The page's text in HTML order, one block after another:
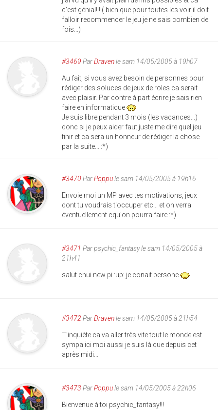
c'est génial!!!!( bien que pour toutes les voir il doit
falloir recommencer le jeu je ne sais combien de
fois...)
#3469 ParDravenle sam 14/05/2005 à 19h07
Au fait, si vous avez besoin de personnes pour
rédiger des soluces de jeux de roles ca serait
avec plaisir. Par contre à part écrire je sais rien
faire en informatique
Je suis libre pendant 3 mois (les vacances...)
donc si je peux aider faut juste me dire quel jeu
finir et ca sera un honneur de rédiger la chose
par la suite... :*)
#3470 ParPoppule sam 14/05/2005 à 19h16
Envoie moi un MP avec tes motivations, jeux
dont tu voudrais t'occuper etc... et on verra
éventuellement cqu'on pourra faire :*)
#3471 Parpsychic_fantasyle sam 14/05/2005 à
21h41
salut chui new pi :up: je conait persone
#3472 ParDravenle sam 14/05/2005 à 21h54
T'inquiète ca va aller très vite tout le monde est
sympa ici moi aussi je suis là que depuis cet
après midi...
#3473 ParPoppule sam 14/05/2005 à 22h06
Bienvenue à toi psychic_fantasy!!!